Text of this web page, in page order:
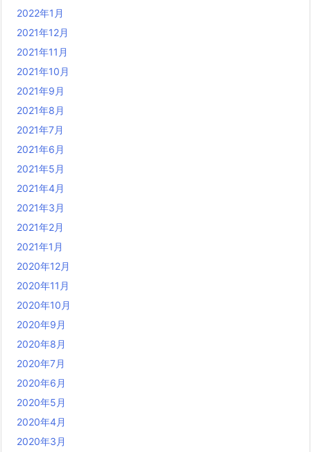
2022年1月
2021年12月
2021年11月
2021年10月
2021年9月
2021年8月
2021年7月
2021年6月
2021年5月
2021年4月
2021年3月
2021年2月
2021年1月
2020年12月
2020年11月
2020年10月
2020年9月
2020年8月
2020年7月
2020年6月
2020年5月
2020年4月
2020年3月